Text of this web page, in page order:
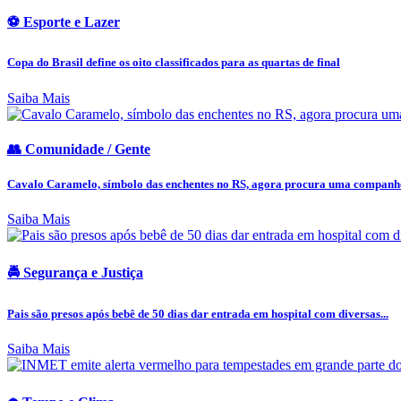
⚽ Esporte e Lazer
Copa do Brasil define os oito classificados para as quartas de final
Saiba Mais
👥 Comunidade / Gente
Cavalo Caramelo, símbolo das enchentes no RS, agora procura uma
Saiba Mais
🚔 Segurança e Justiça
Pais são presos após bebê de 50 dias dar entrada em hospital com diversas...
Saiba Mais